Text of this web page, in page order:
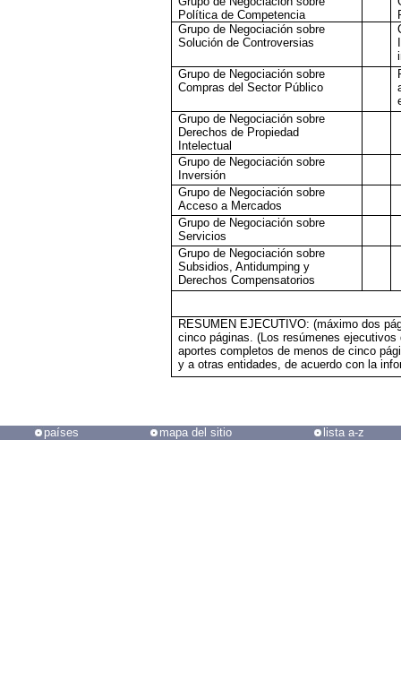
Política de Competencia
Grupo de Negociación sobre
Solución de Controversias
Grupo de Negociación sobre
Compras del Sector Público
Grupo de Negociación sobre
Derechos de Propiedad
Intelectual
Grupo de Negociación sobre
Inversión
Grupo de Negociación sobre
Acceso a Mercados
Grupo de Negociación sobre
Servicios
Grupo de Negociación sobre
Subsidios, Antidumping y
Derechos Compensatorios
RESUMEN EJECUTIVO: (máximo dos
cinco páginas. (Los resúmenes
aportes completos de menos de cinco
y a otras entidades, de acuerdo con la
países mapa del sitio lista a-z